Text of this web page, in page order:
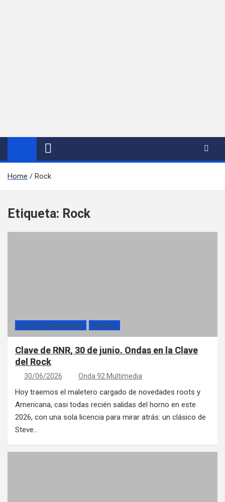
Home Rock
Etiqueta: Rock
CLAVE DE ROCKANDROLL PÓDCAST
Clave de RNR, 30 de junio. Ondas en la Clave
del Rock
30/06/2026 Onda 92 Multimedia
Hoy traemos el maletero cargado de novedades roots y
Americana, casi todas recién salidas del horno en este
2026, con una sola licencia para mirar atrás: un clásico de
Steve…